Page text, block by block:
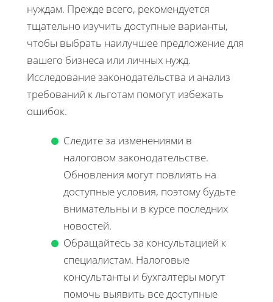
нуждам. Прежде всего, рекомендуется
тщательно изучить доступные варианты,
чтобы выбрать наилучшее предложение для
вашего бизнеса или личных нужд.
Исследование законодательства и анализ
требований к льготам помогут избежать
ошибок.
Следите за изменениями в
налоговом законодательстве.
Обновления могут повлиять на
доступные условия, поэтому будьте
внимательны и в курсе последних
новостей.
Обращайтесь за консультацией к
специалистам. Налоговые
консультанты и бухгалтеры могут
помочь выявить все доступные